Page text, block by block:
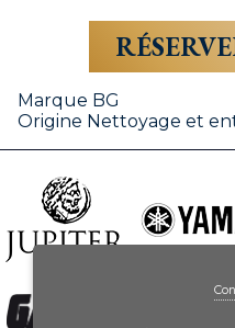
Marque BG
Origine Nettoyage et